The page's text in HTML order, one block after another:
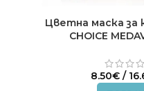
Цветна маска за
CHOICE
8.50€/